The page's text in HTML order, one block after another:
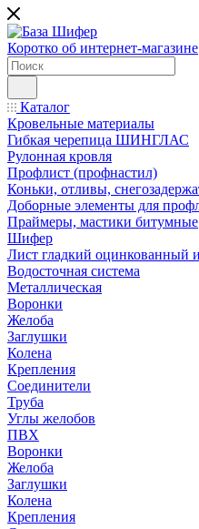
Коротко об интернет-магазине
Каталог
Кровельные материалы
Гибкая черепица ШИНГЛАС
Рулонная кровля
Профлист (профнастил)
Коньки, отливы,
Доборные элементы для
Праймеры, мастики битумные
Шифер
Лист гладкий оцинкованный
Водосточная система
Металлическая
Воронки
Желоба
Заглушки
Колена
Крепления
Соединители
Труба
Углы желобов
ПВХ
Воронки
Желоба
Заглушки
Колена
Крепления